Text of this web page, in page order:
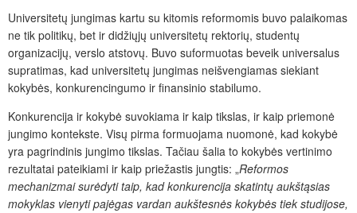
Universitetų jungimas kartu su kitomis reformomis buvo palaikomas
ne tik politikų, bet ir didžiųjų universitetų rektorių, studentų
organizacijų, verslo atstovų. Buvo suformuotas beveik universalus
supratimas, kad universitetų jungimas neišvengiamas siekiant
kokybės, konkurencingumo ir finansinio stabilumo.
Konkurencija ir kokybė suvokiama ir kaip tikslas, ir kaip priemonė
jungimo kontekste. Visų pirma formuojama nuomonė, kad kokybė
yra pagrindinis jungimo tikslas. Tačiau šalia to kokybės vertinimo
rezultatai pateikiami ir kaip priežastis jungtis: „Reformos
mechanizmai surėdyti taip, kad konkurencija skatintų aukštąsias
mokyklas vienyti pajėgas vardan aukštesnės kokybės tiek studijose,